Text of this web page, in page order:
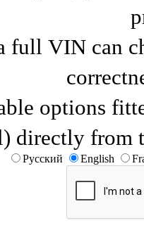
full VIN can
options
directly from
Русский English